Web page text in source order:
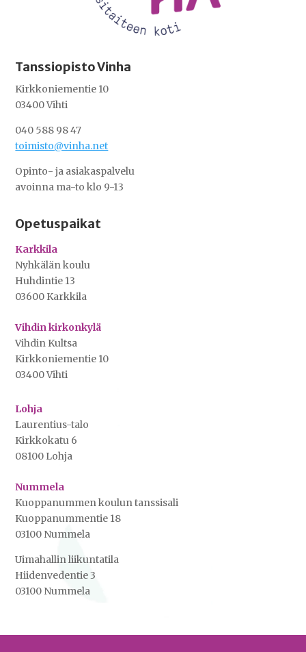
Tanssiopisto Vinha
Kirkkoniementie 10
03400 Vihti
040 588 98 47
toimisto@vinha.net
Opinto- ja asiakaspalvelu
avoinna ma-to klo 9-13
Opetuspaikat
Karkkila
Nyhkälän koulu
Huhdintie 13
03600 Karkkila
Vihdin kirkonkylä
Vihdin Kultsa
Kirkkoniementie 10
03400 Vihti
Lohja
Laurentius-talo
Kirkkokatu 6
08100 Lohja
Nummela
Kuoppanummen koulun tanssisali
Kuoppanummentie 18
03100 Nummela
Uimahallin liikuntatila
Hiidenvedentie 3
03100 Nummela